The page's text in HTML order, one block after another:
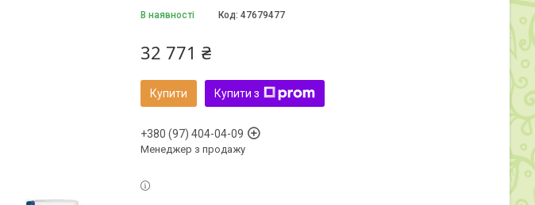
В наявності Код: 47679477
32 771 ₴
Купити Купити з
+380 (97) 404-04-09
Менеджер з продажу